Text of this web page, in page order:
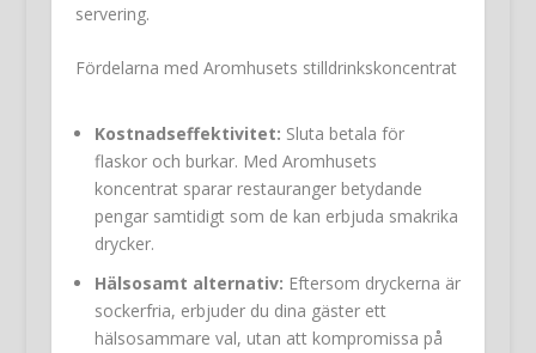
servering.
Fördelarna med Aromhusets stilldrinkskoncentrat
Kostnadseffektivitet: Sluta betala för
flaskor och burkar. Med Aromhusets
koncentrat sparar restauranger betydande
pengar samtidigt som de kan erbjuda smakrika
drycker.
Hälsosamt alternativ: Eftersom dryckerna är
sockerfria, erbjuder du dina gäster ett
hälsosammare val, utan att kompromissa på